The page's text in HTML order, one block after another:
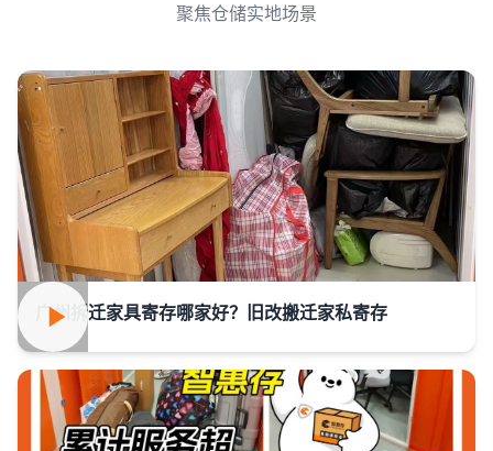
聚焦仓储实地场景
广州拆迁家具寄存哪家好？旧改搬迁家私寄存